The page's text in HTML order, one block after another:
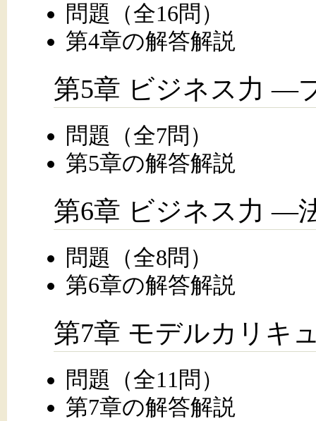
問題（全16問）
第4章の解答解説
第5章 ビジネス力 —
問題（全7問）
第5章の解答解説
第6章 ビジネス力 —
問題（全8問）
第6章の解答解説
第7章 モデルカリキ
問題（全11問）
第7章の解答解説